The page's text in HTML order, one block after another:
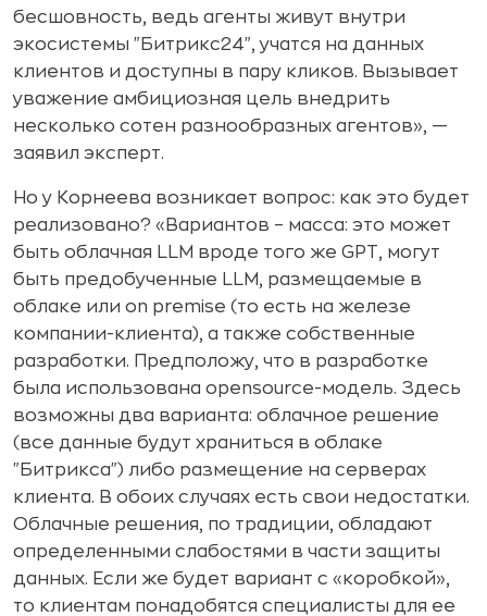
бесшовность, ведь агенты живут внутри
экосистемы "Битрикс24", учатся на данных
клиентов и доступны в пару кликов. Вызывает
уважение амбициозная цель внедрить
несколько сотен разнообразных агентов», —
заявил эксперт.
Но у Корнеева возникает вопрос: как это будет
реализовано? «Вариантов – масса: это может
быть облачная LLM вроде того же GPT, могут
быть предобученные LLM, размещаемые в
облаке или on premise (то есть на железе
компании-клиента), а также собственные
разработки. Предположу, что в разработке
была использована opensource-модель. Здесь
возможны два варианта: облачное решение
(все данные будут храниться в облаке
"Битрикса") либо размещение на серверах
клиента. В обоих случаях есть свои недостатки.
Облачные решения, по традиции, обладают
определенными слабостями в части защиты
данных. Если же будет вариант с «коробкой»,
то клиентам понадобятся специалисты для ее